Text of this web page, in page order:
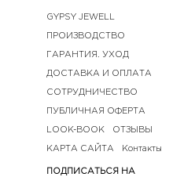
GYPSY JEWELL
ПРОИЗВОДСТВО
ГАРАНТИЯ. УХОД
ДОСТАВКА И ОПЛАТА
СОТРУДНИЧЕСТВО
ПУБЛИЧНАЯ ОФЕРТА
LOOK-BOOK ОТЗЫВЫ
КАРТА САЙТА Контакты
ПОДПИСАТЬСЯ НА